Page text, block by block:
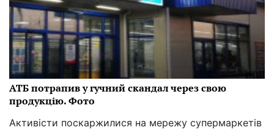
АТБ потрапив у гучний скандал через свою
продукцію. Фото
Активісти поскаржилися на мережу супермаркетів